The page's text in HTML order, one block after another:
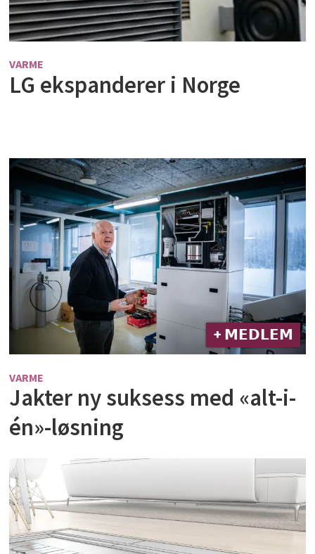
VARME
LG ekspanderer i Norge
+ 𝗠𝗘𝗗𝗟𝗘𝗠
VARME
Jakter ny suksess med «alt-i-
én»-løsning